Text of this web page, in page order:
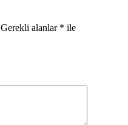
Gerekli alanlar * ile